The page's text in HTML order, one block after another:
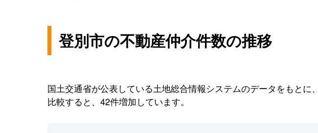
登別市の不動産仲介件数の推移
国土交通省が公表している土地総合情報システムのデータをもと
比較すると、42件増加しています。